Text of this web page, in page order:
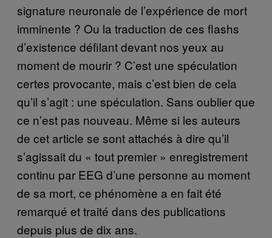
signature neuronale de l’expérience de mort
imminente ? Ou la traduction de ces flashs
d’existence défilant devant nos yeux au
moment de mourir ? C’est une spéculation
certes provocante, mais c’est bien de cela
qu’il s’agit : une spéculation. Sans oublier que
ce n’est pas nouveau. Même si les auteurs
de cet article se sont attachés à dire qu’il
s’agissait du « tout premier » enregistrement
continu par EEG d’une personne au moment
de sa mort, ce phénomène a en fait été
remarqué et traité dans des publications
depuis plus de dix ans.